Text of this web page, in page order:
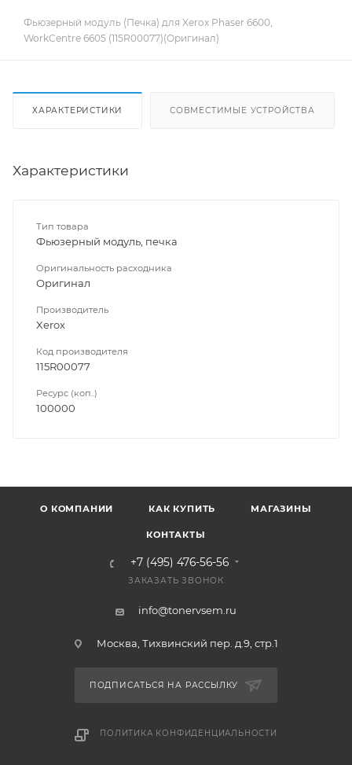
Фьюзерный модуль (Печка) для Xerox Phaser 6600,
WorkCentre 6605 (115R00077)(Оригинал)
ХАРАКТЕРИСТИКИ СОВМЕСТИМЫЕ УСТРОЙСТВА
Характеристики
Тип товара
Фьюзерный модуль, печка
Оригинальность расходника
Оригинал
Производитель
Xerox
Код производителя
115R00077
Ресурс (коп..)
100000
О КОМПАНИИ КАК КУПИТЬ МАГАЗИНЫ
КОНТАКТЫ
+7 (495) 476-56-56
ЗАКАЗАТЬ ЗВОНОК
info@tonervsem.ru
Москва, Тихвинский пер. д.9, стр.1
ПОДПИСАТЬСЯ НА РАССЫЛКУ
ПОЛИТИКА КОНФИДЕНЦИАЛЬНОСТИ